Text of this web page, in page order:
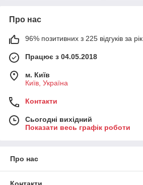
Про нас
96% позитивних з 225 відгуків за рік
Працює з 04.05.2018
м. Київ
Київ, Україна
Контакти
Сьогодні вихідний
Показати весь графік роботи
Про нас
Контакти